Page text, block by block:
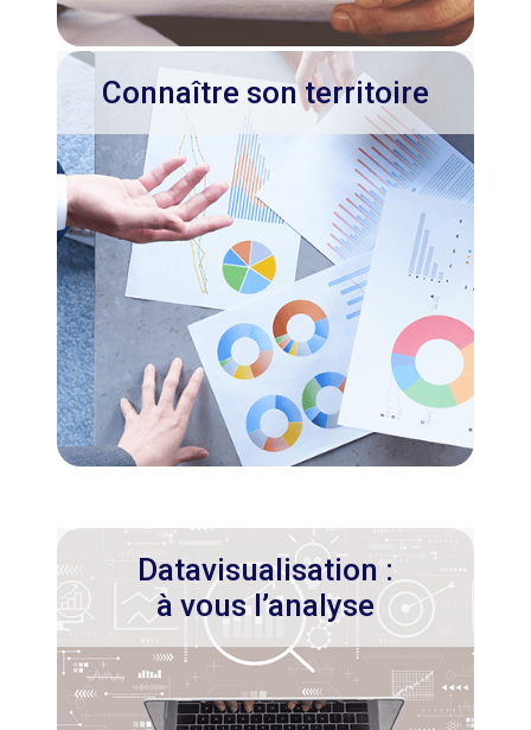
Connaître son territoire
Datavisualisation :
à vous l’analyse